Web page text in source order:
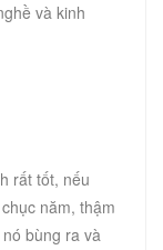
và kinh
rất tốt, nếu
năm, thậm
bùng ra và